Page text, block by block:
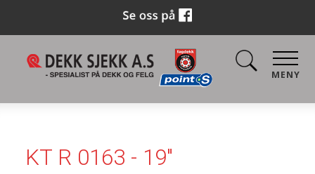
MENY
KT R 0163 - 19"